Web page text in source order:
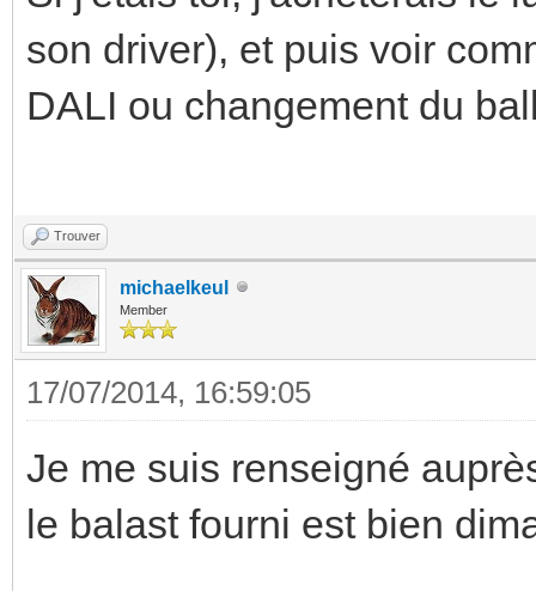
son driver), et puis voir
DALI ou changement du
Trouver
michaelkeul
Member
17/07/2014, 16:59:05
Je me suis renseigné
le balast fourni est bien